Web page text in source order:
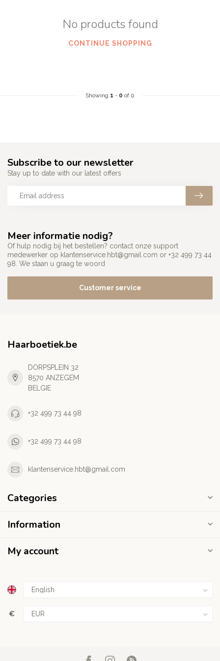
No products found
CONTINUE SHOPPING
Showing 1 - 0 of 0
Meer informatie nodig?
Of hulp nodig bij het bestellen? contact onze support
medewerker op klantenservice.hbt@gmail.com or +32 499 73 44
98. We staan u graag te woord
Customer service
Subscribe to our newsletter
Stay up to date with our latest offers
Haarboetiek.be
DORPSPLEIN 32
8570 ANZEGEM
BELGIE
+32 499 73 44 98
+32 499 73 44 98
klantenservice.hbt@gmail.com
Categories
Information
My account
€